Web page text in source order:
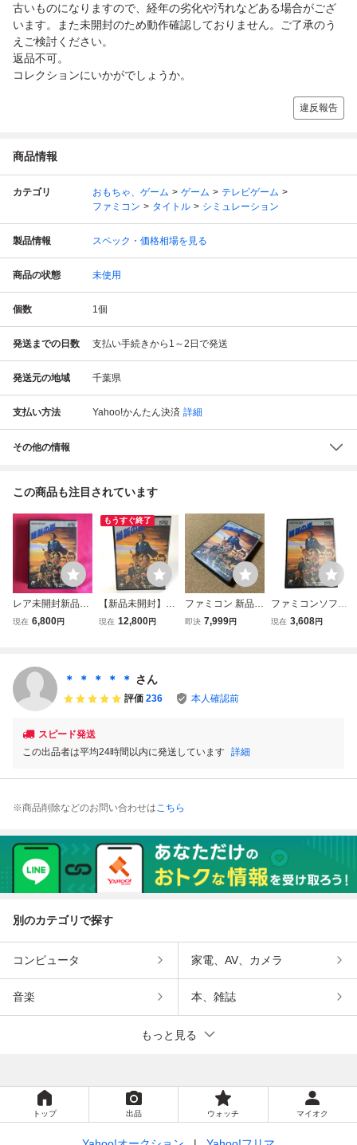
古いものになりますので、経年の劣化や汚れなどある場合がござ
います。また未開封のため動作確認しておりません。ご了承のう
えご検討ください。
返品不可。
コレクションにいかがでしょうか。
違反報告
商品情報
カテゴリ おもちゃ、ゲーム ゲーム
テレビゲーム
ファミコン
タイトル シミュレーション
製品情報 スペック・価格相場を見る
商品の状態 未使用
個数 1個
発送までの日数 支払い手続きから1～2日で発送
発送元の地域 千葉県
支払い方法 Yahoo!かんたん決済 詳細
その他の情報
この商品も注目されています
レア未開封新品！
FC 維新の嵐
現在 6,800円
もうすぐ終了
【新品未開封】FC
維新の嵐 光栄 KO
堂 ファミリーコン
現在 12,800円
ファミコン 新品未
使用未開封 維新
即決 7,999円
ファミコンソフト
維新の嵐
現在 3,608円
＊ ＊ ＊ ＊ ＊ さん
評価 236 本人確認前
スピード発送
この出品者は平均24時間以内に発送しています 詳細
※商品削除などのお問い合わせはこちら
別のカテゴリで探す
コンピュータ 家電、AV、カメラ
音楽 本、雑誌
もっと見る
トップ 出品 ウォッチ マイオク